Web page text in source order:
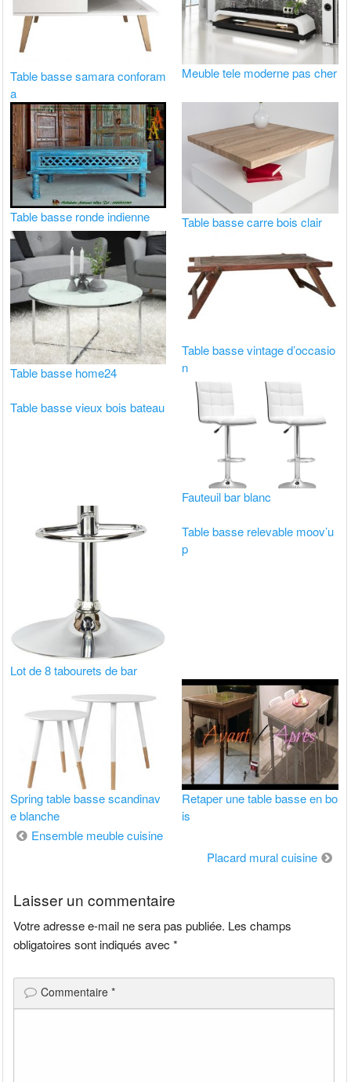
Table basse samara conforam
a
Meuble tele moderne pas cher
Table basse ronde indienne Table basse carre bois clair
Table basse home24
Table basse vintage d’occasio
n
Table basse vieux bois bateau
Fauteuil bar blanc
Lot de 8 tabourets de bar
Table basse relevable moov’u
p
Spring table basse scandinav
e blanche
Retaper une table basse en bo
is
Navigation
Ensemble meuble cuisine
Placard mural cuisine
Laisser un commentaire
Votre adresse e-mail ne sera pas publiée. Les champs
obligatoires sont indiqués avec*
Commentaire*